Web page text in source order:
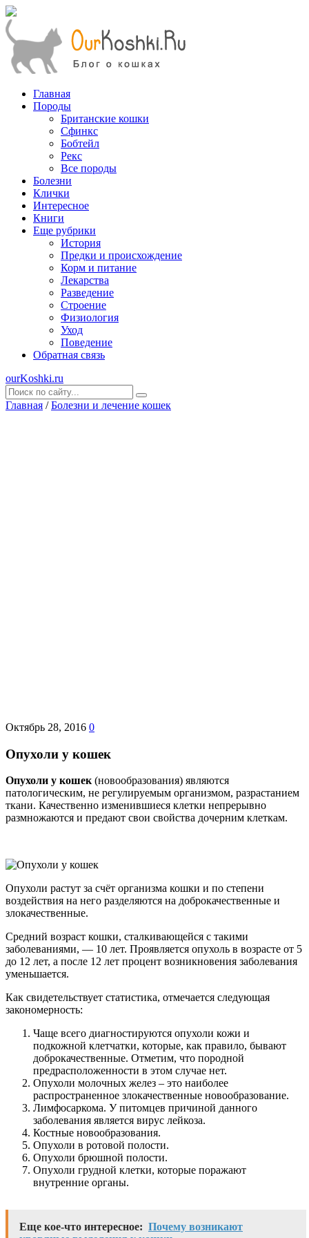
Главная
Породы
Британские кошки
Сфинкс
Бобтейл
Рекс
Все породы
Болезни
Клички
Интересное
Книги
Еще рубрики
История
Предки и происхождение
Корм и питание
Лекарства
Разведение
Строение
Физиология
Уход
Поведение
Обратная связь
ourKoshki.ru
Главная / Болезни и лечение кошек
Октябрь 28, 2016 0
Опухоли у кошек
Опухоли у кошек(новообразования) являются
патологическим, не регулируемым организмом, разрастанием
ткани. Качественно изменившиеся клетки непрерывно
размножаются и предают свои свойства дочерним клеткам.
Опухоли растут за счёт организма кошки и по степени
воздействия на него разделяются на доброкачественные и
злокачественные.
Средний возраст кошки, сталкивающейся с такими
заболеваниями, — 10 лет. Проявляется опухоль в возрасте от 5
до 12 лет, а после 12 лет процент возникновения заболевания
уменьшается.
Как свидетельствует статистика, отмечается следующая
закономерность:
Чаще всего диагностируются опухоли кожи и
подкожной клетчатки, которые, как правило, бывают
доброкачественные. Отметим, что породной
предрасположенности в этом случае нет.
Опухоли молочных желез – это наиболее
распространенное злокачественные новообразование.
Лимфосаркома. У питомцев причиной данного
заболевания является вирус лейкоза.
Костные новообразования.
Опухоли в ротовой полости.
Опухоли брюшной полости.
Опухоли грудной клетки, которые поражают
внутренние органы.
Еще кое-что интересное: Почему возникают